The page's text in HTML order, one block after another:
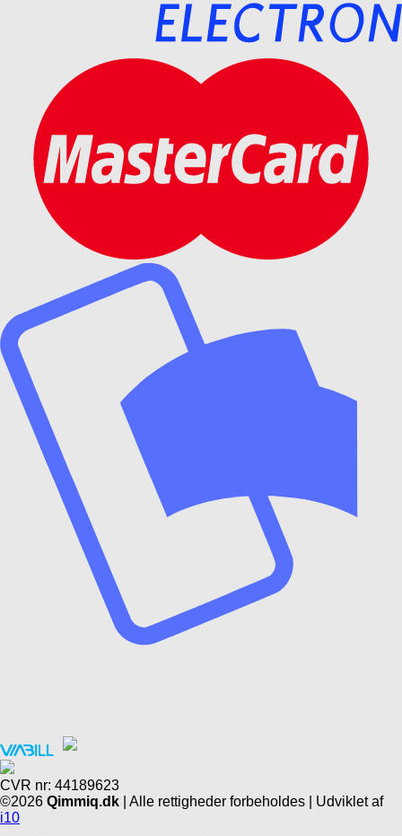
CVR nr: 44189623
©2026 Qimmiq.dk | Alle rettigheder forbeholdes | Udviklet af
i10